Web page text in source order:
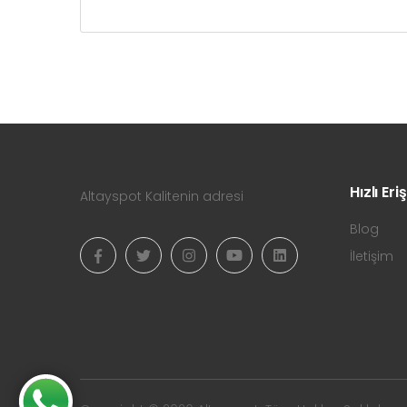
Altayspot Kalitenin adresi Hızlı
Blog
İletişim